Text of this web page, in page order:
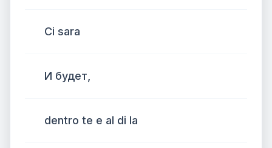
Ci sara
И будет,
dentro te e al di la